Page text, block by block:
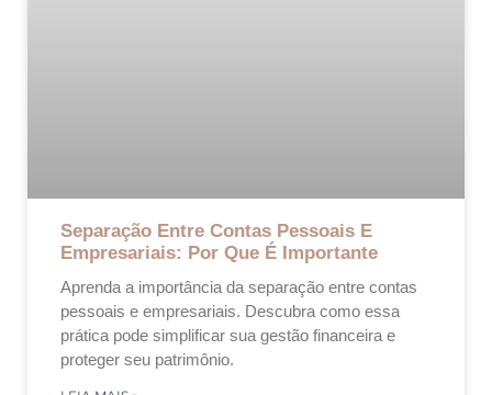
Separação Entre Contas Pessoais E
Empresariais: Por Que É Importante
Aprenda a importância da separação entre contas
pessoais e empresariais. Descubra como essa
prática pode simplificar sua gestão financeira e
proteger seu patrimônio.